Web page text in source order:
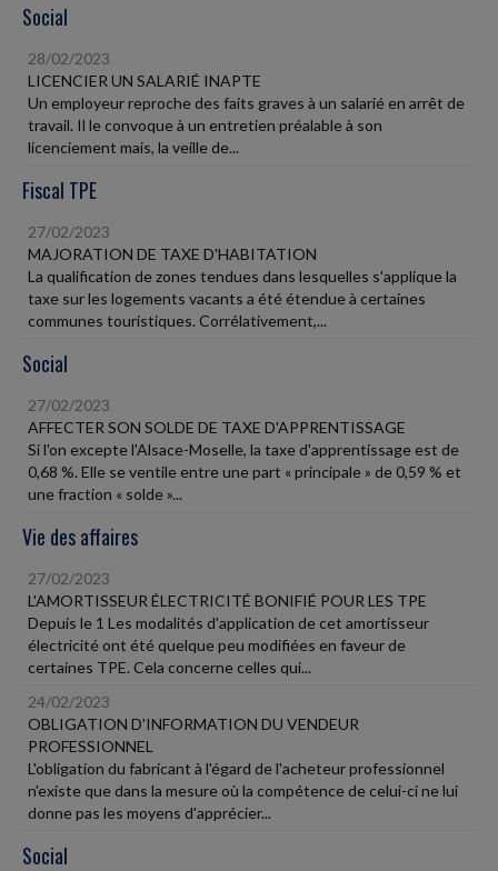
Social
28/02/2023
LICENCIER UN SALARIÉ INAPTE
Un employeur reproche des faits graves à un salarié en arrêt de
travail. Il le convoque à un entretien préalable à son
licenciement mais, la veille de...
Fiscal TPE
27/02/2023
MAJORATION DE TAXE D'HABITATION
La qualification de zones tendues dans lesquelles s'applique la
taxe sur les logements vacants a été étendue à certaines
communes touristiques. Corrélativement,...
Social
27/02/2023
AFFECTER SON SOLDE DE TAXE D'APPRENTISSAGE
Si l'on excepte l'Alsace-Moselle, la taxe d'apprentissage est de
0,68 %. Elle se ventile entre une part « principale » de 0,59 % et
une fraction « solde »...
Vie des affaires
27/02/2023
L'AMORTISSEUR ÉLECTRICITÉ BONIFIÉ POUR LES TPE
Depuis le 1 Les modalités d'application de cet amortisseur
électricité ont été quelque peu modifiées en faveur de
certaines TPE. Cela concerne celles qui...
24/02/2023
OBLIGATION D'INFORMATION DU VENDEUR
PROFESSIONNEL
L'obligation du fabricant à l'égard de l'acheteur professionnel
n'existe que dans la mesure où la compétence de celui-ci ne lui
donne pas les moyens d'apprécier...
Social